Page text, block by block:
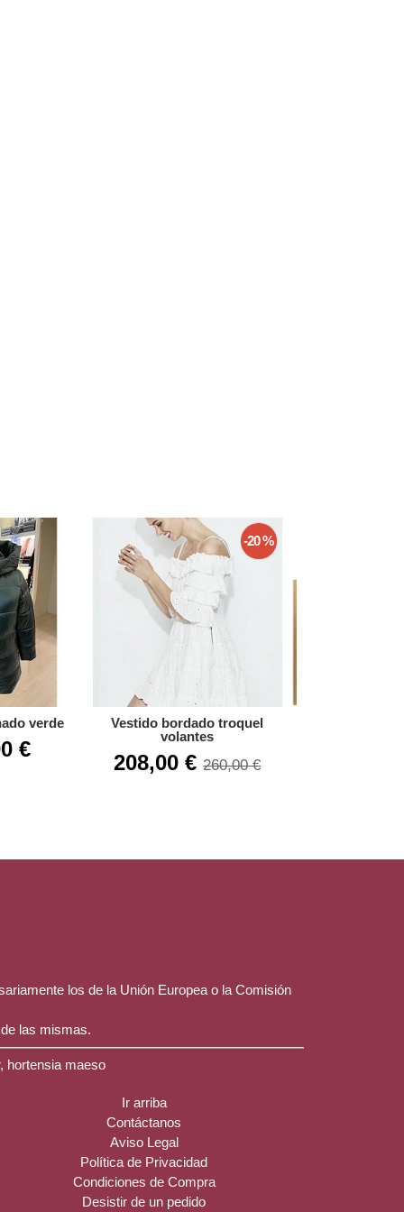
verde
€
-20 %
Vestido bordado troquel
volantes
208,00 €260,00 €
los de la Unión Europea o la Comisión
las mismas.
hortensia maeso
Ir arriba
Contáctanos
Aviso Legal
Política de Privacidad
Condiciones de Compra
Desistir de un pedido